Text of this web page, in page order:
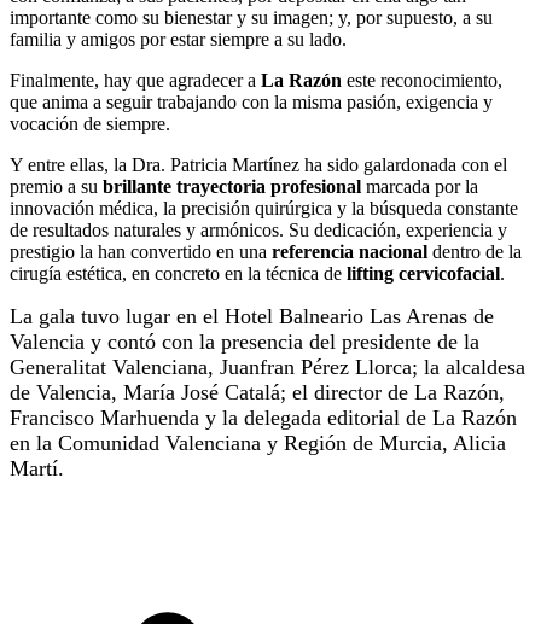
importante como su bienestar y su imagen; y, por supuesto, a su
familia y amigos por estar siempre a su lado.
Finalmente, hay que agradecer a La Razón este reconocimiento,
que anima a seguir trabajando con la misma pasión, exigencia y
vocación de siempre.
Y entre ellas, la Dra. Patricia Martínez ha sido galardonada con el
premio a su brillante trayectoria profesional marcada por la
innovación médica, la precisión quirúrgica y la búsqueda constante
de resultados naturales y armónicos. Su dedicación, experiencia y
prestigio la han convertido en una referencia nacional dentro de la
cirugía estética, en concreto en la técnica de lifting cervicofacial.
La gala tuvo lugar en el Hotel Balneario Las Arenas de
Valencia y contó con la presencia del presidente de la
Generalitat Valenciana, Juanfran Pérez Llorca; la alcaldesa
de Valencia, María José Catalá; el director de La Razón,
Francisco Marhuenda y la delegada editorial de La Razón
en la Comunidad Valenciana y Región de Murcia, Alicia
Martí.